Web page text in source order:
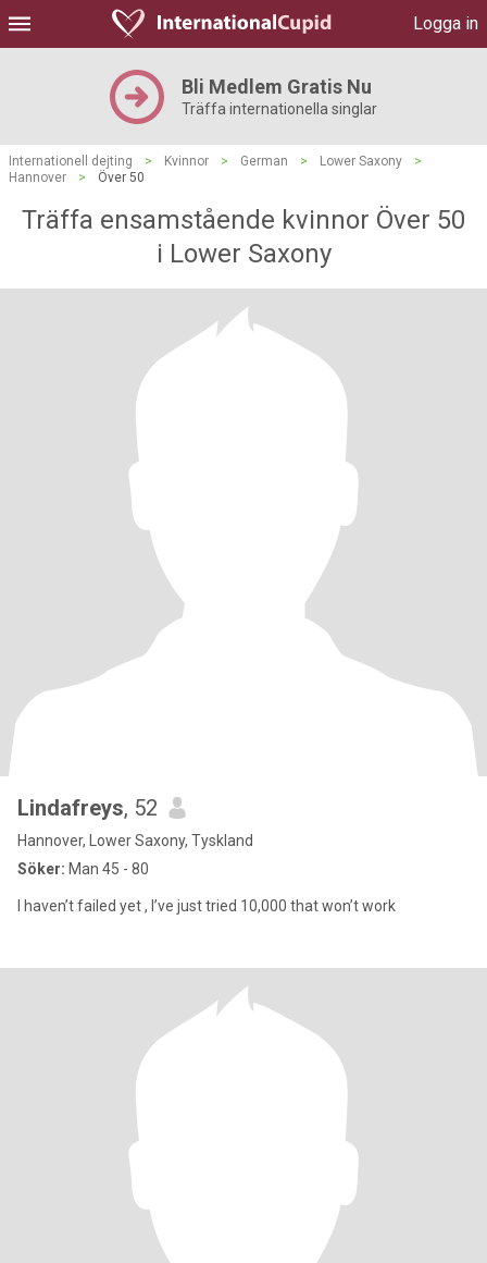
Logga in
Bli Medlem Gratis Nu
Träffa internationella singlar
Internationell dejting > Kvinnor > German > Lower Saxony
>
Hannover
> Över 50
Träffa ensamstående kvinnor Över 50
i Lower Saxony
Lindafreys, 52
Hannover, Lower Saxony, Tyskland
Söker: Man 45 - 80
I haven’t failed yet , I’ve just tried 10,000 that won’t work